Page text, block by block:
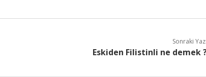
Sonraki
Eskiden Filistinli ne demek